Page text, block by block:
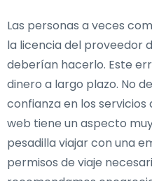
Las personas a veces
la licencia del proveedor
deberían hacerlo. Este
dinero a largo plazo. No
confianza en los servicios
web tiene un aspecto
pesadilla viajar con una
permisos de viaje